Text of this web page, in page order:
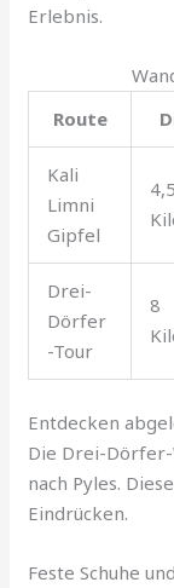
Erlebnis.
Route
Kali
Limni
Gipfel
4,5
Drei-
Dörfer
-Tour
8
Entdecken
Die Drei-
nach Pyles.
Eindrücken.
Feste Schuhe